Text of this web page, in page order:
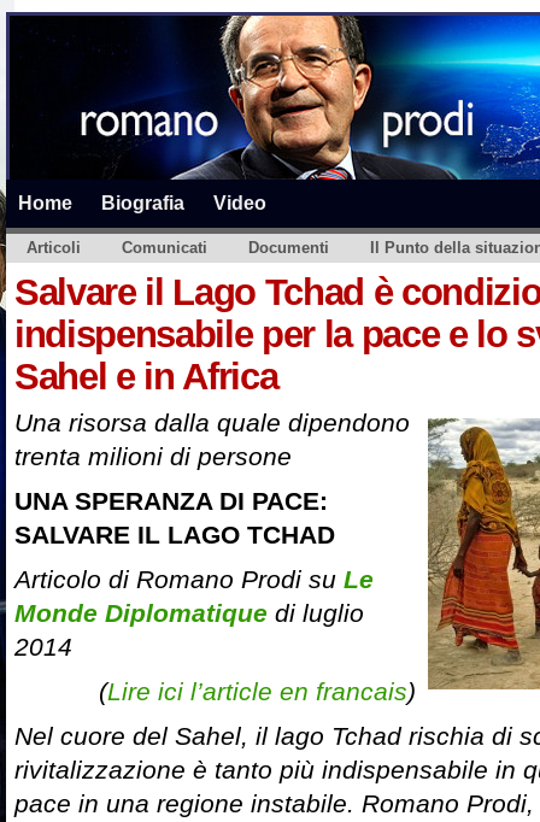
Home Biografia Video
Articoli Comunicati Documenti Il Punto della
Salvare il Lago Tchad è
indispensabile per la pace e lo
Sahel e in Africa
Una risorsa dalla quale dipendono
trenta milioni di persone
UNA SPERANZA DI PACE:
SALVARE IL LAGO TCHAD
Articolo di Romano Prodi su Le
Monde Diplomatique di luglio
2014
(Lire ici l’article en francais)
Nel cuore del Sahel, il lago Tchad rischia di
rivitalizzazione è tanto più indispensabile in
pace in una regione instabile. Romano